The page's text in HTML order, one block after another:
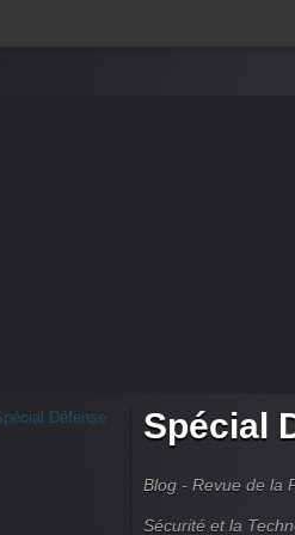
Spécial
Blog - Revue de la
Sécurité et la